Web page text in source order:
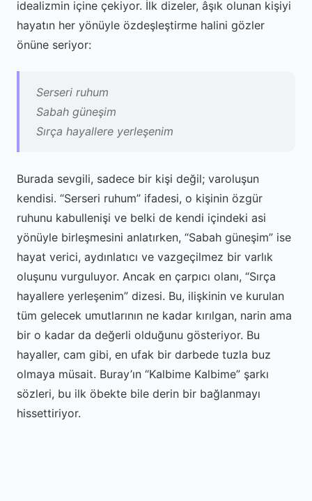
idealizmin içine çekiyor. İlk dizeler, âşık olunan kişiyi
hayatın her yönüyle özdeşleştirme halini gözler
önüne seriyor:
Serseri ruhum
Sabah güneşim
Sırça hayallere yerleşenim
Burada sevgili, sadece bir kişi değil; varoluşun
kendisi. “Serseri ruhum” ifadesi, o kişinin özgür
ruhunu kabullenişi ve belki de kendi içindeki asi
yönüyle birleşmesini anlatırken, “Sabah güneşim” ise
hayat verici, aydınlatıcı ve vazgeçilmez bir varlık
oluşunu vurguluyor. Ancak en çarpıcı olanı, “Sırça
hayallere yerleşenim” dizesi. Bu, ilişkinin ve kurulan
tüm gelecek umutlarının ne kadar kırılgan, narin ama
bir o kadar da değerli olduğunu gösteriyor. Bu
hayaller, cam gibi, en ufak bir darbede tuzla buz
olmaya müsait. Buray’ın “Kalbime Kalbime” şarkı
sözleri, bu ilk öbekte bile derin bir bağlanmayı
hissettiriyor.